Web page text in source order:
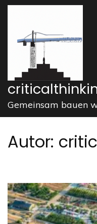
Zum
springen
drücken)
Gemeinsam bauen
Autor: